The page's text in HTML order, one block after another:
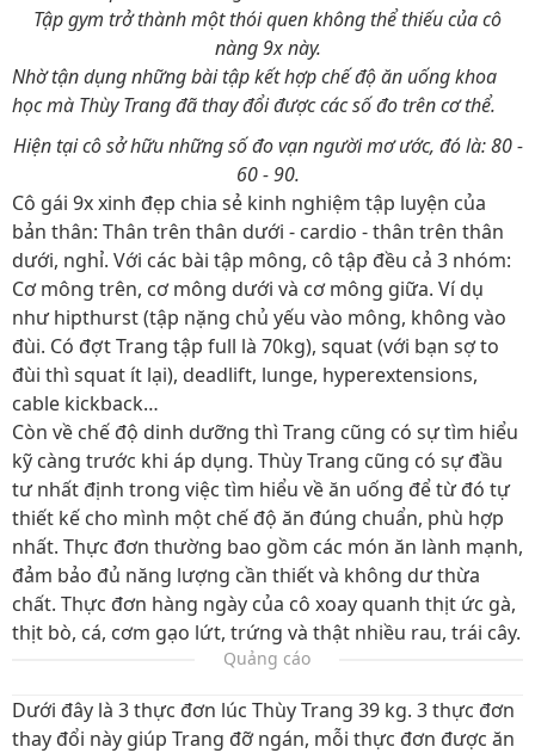
Tập gym trở thành một thói quen không thể thiếu của cô
nàng 9x này.
Nhờ tận dụng những bài tập kết hợp chế độ ăn uống khoa
học mà Thùy Trang đã thay đổi được các số đo trên cơ thể.
Hiện tại cô sở hữu những số đo vạn người mơ ước, đó là: 80 -
60 - 90.
Cô gái 9x xinh đẹp chia sẻ kinh nghiệm tập luyện của
bản thân: Thân trên thân dưới - cardio - thân trên thân
dưới, nghỉ. Với các bài tập mông, cô tập đều cả 3 nhóm:
Cơ mông trên, cơ mông dưới và cơ mông giữa. Ví dụ
như hipthurst (tập nặng chủ yếu vào mông, không vào
đùi. Có đợt Trang tập full là 70kg), squat (với bạn sợ to
đùi thì squat ít lại), deadlift, lunge, hyperextensions,
cable kickback…
Còn về chế độ dinh dưỡng thì Trang cũng có sự tìm hiểu
kỹ càng trước khi áp dụng. Thùy Trang cũng có sự đầu
tư nhất định trong việc tìm hiểu về ăn uống để từ đó tự
thiết kế cho mình một chế độ ăn đúng chuẩn, phù hợp
nhất. Thực đơn thường bao gồm các món ăn lành mạnh,
đảm bảo đủ năng lượng cần thiết và không dư thừa
chất. Thực đơn hàng ngày của cô xoay quanh thịt ức gà,
thịt bò, cá, cơm gạo lứt, trứng và thật nhiều rau, trái cây.
Quảng cáo
Dưới đây là 3 thực đơn lúc Thùy Trang 39 kg. 3 thực đơn
thay đổi này giúp Trang đỡ ngán, mỗi thực đơn được ăn